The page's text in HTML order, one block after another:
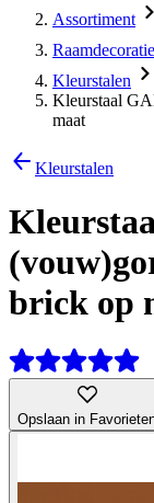
Assortiment
Raamdecoratie
Kleurstalen
Kleurstaal
maat
Kleurstalen
brick op
Opslaan in